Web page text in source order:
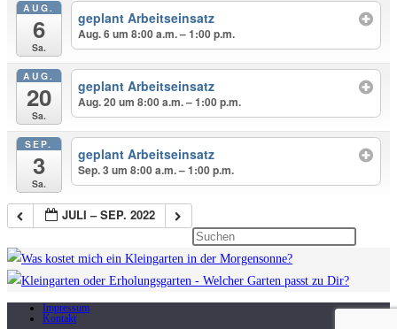
AUG.
6
Sa.
geplant Arbeitseinsatz
Aug. 6 um 8:00 a.m. – 1:00 p.m.
AUG.
20
Sa.
geplant Arbeitseinsatz
Aug. 20 um 8:00 a.m. – 1:00 p.m.
SEP.
3
Sa.
geplant Arbeitseinsatz
Sep. 3 um 8:00 a.m. – 1:00 p.m.
JULI – SEP. 2022
close
Impressum
Kontakt